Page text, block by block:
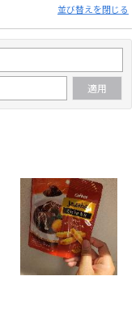
並び替えを閉じる